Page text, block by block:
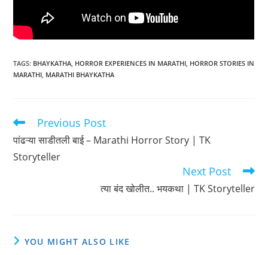
TAGS: BHAYKATHA HORROR EXPERIENCES IN MARATHI HORROR STORIES IN
MARATHI MARATHI BHAYKATHA
Read
more
articles
Previous Post
पांढऱ्या साडीतली बाई – Marathi Horror Story | TK
Storyteller
Next Post
त्या बंद खोलीत.. भयकथा | TK Storyteller
YOU MIGHT ALSO LIKE